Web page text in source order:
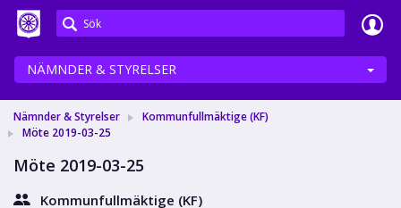
Meetings+
NÄMNDER & STYRELSER
Nämnder & Styrelser
Kommunfullmäktige (KF)
Möte 2019-03-25
Möte 2019-03-25
Kommunfullmäktige (KF)